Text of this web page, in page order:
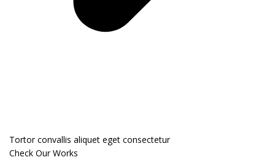
Tortor convallis aliquet eget consectetur
Check Our Works